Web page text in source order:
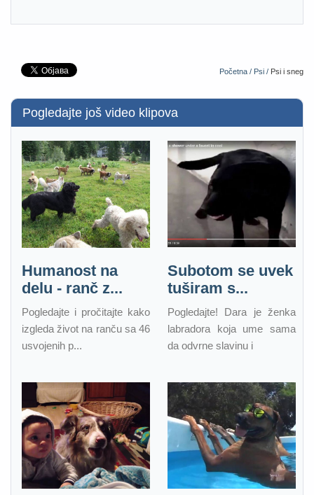
Početna / Psi / Psi i sneg
Pogledajte još video klipova
Humanost na
delu - ranč z...
Pogledajte i pročitajte kako
izgleda život na ranču sa 46
usvojenih p...
Subotom se uvek
tuširam s...
Pogledajte! Dara je ženka
labradora koja ume sama
da odvrne slavinu i